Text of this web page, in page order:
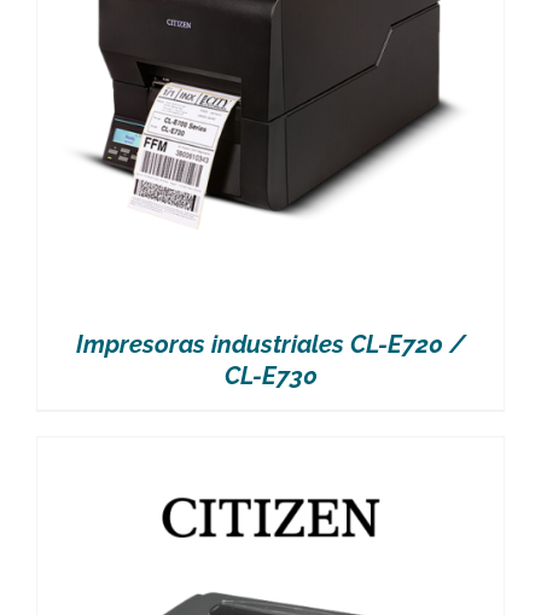
Impresoras industriales CL-E720 /
CL-E730